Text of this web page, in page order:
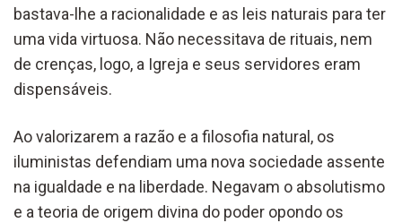
bastava-lhe a racionalidade e as leis naturais para ter
uma vida virtuosa. Não necessitava de rituais, nem
de crenças, logo, a Igreja e seus servidores eram
dispensáveis.
Ao valorizarem a razão e a filosofia natural, os
iluministas defendiam uma nova sociedade assente
na igualdade e na liberdade. Negavam o absolutismo
e a teoria de origem divina do poder opondo os